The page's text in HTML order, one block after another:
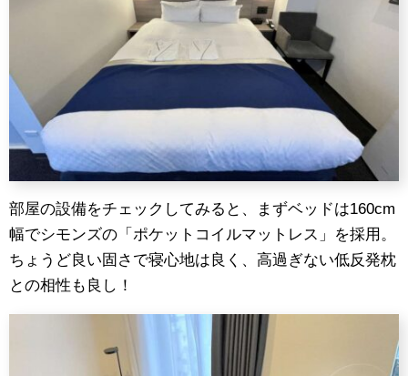
部屋の設備をチェックしてみると、まずベッドは160cm
幅でシモンズの「ポケットコイルマットレス」を採用。
ちょうど良い固さで寝心地は良く、高過ぎない低反発枕
との相性も良し！